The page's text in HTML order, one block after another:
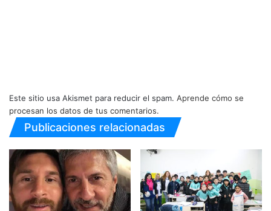
Este sitio usa Akismet para reducir el spam. Aprende cómo se
procesan los datos de tus comentarios.
Publicaciones relacionadas